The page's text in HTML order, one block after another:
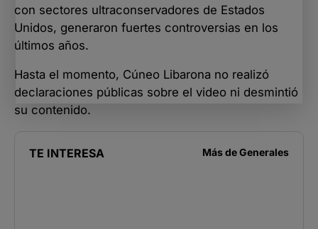
con sectores ultraconservadores de Estados
Unidos, generaron fuertes controversias en los
últimos años.
Hasta el momento, Cúneo Libarona no realizó
declaraciones públicas sobre el video ni desmintió
su contenido.
TE INTERESA Más deGenerales